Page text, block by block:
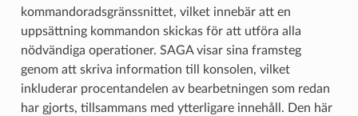
kommandoradsgränssnittet, vilket innebär att en
uppsättning kommandon skickas för att utföra alla
nödvändiga operationer. SAGA visar sina framsteg
genom att skriva information till konsolen, vilket
inkluderar procentandelen av bearbetningen som redan
har gjorts, tillsammans med ytterligare innehåll. Den här